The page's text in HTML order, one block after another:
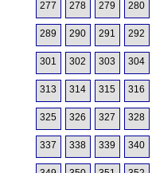
277 278 279 280
289 290 291 292
301 302 303 304
313 314 315 316
325 326 327 328
337 338 339 340